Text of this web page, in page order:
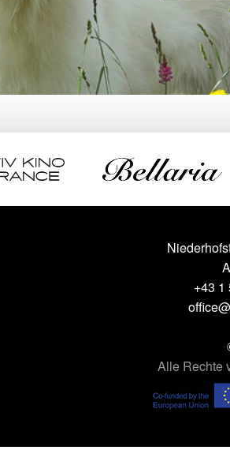
+43 1
Alle Rechte